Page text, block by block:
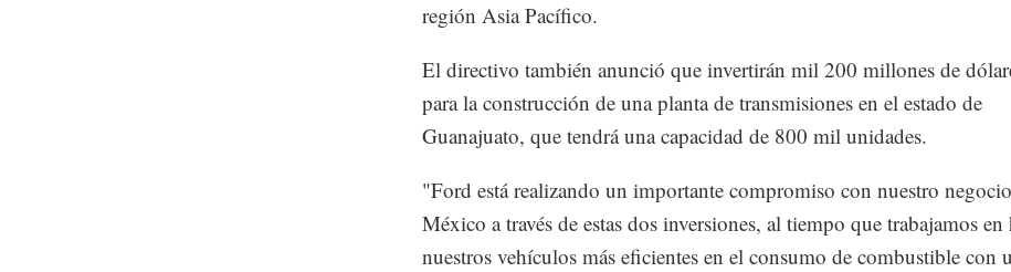
región Asia Pacífico.
El directivo también anunció que invertirán mil 200 millones de
para la construcción de una planta de transmisiones en el estado de
Guanajuato, que tendrá una capacidad de 800 mil unidades.
"Ford está realizando un importante compromiso con nuestro
México a través de estas dos inversiones, al tiempo que trabajamos en
nuestros vehículos más eficientes en el consumo de combustible con